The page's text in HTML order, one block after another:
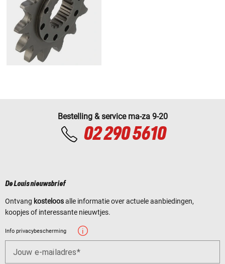
Bestelling & service ma-za 9-20
02 290 5610
De Louis nieuwsbrief
Ontvang kosteloosalle informatie over actuele aanbiedingen,
koopjes of interessante nieuwtjes.
Info privacybescherming
Jouw e-mailadres